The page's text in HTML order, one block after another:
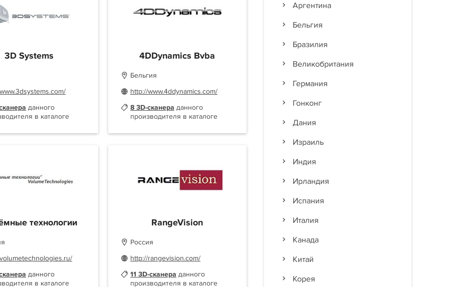
3D Systems
данного
в каталоге
4DDynamics Bvba
Бельгия
http://www.4ddynamics.com/
8 3D-сканера данного
производителя в каталоге
технологии
данного
в каталоге
RangeVision
Россия
http://rangevision.com/
11 3D-сканера данного
производителя в каталоге
Аргентина
Бельгия
Бразилия
Великобритания
Германия
Гонконг
Дания
Израиль
Индия
Ирландия
Испания
Италия
Канада
Китай
Корея